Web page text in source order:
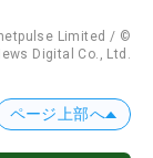
Limited / ©
Digital Co., Ltd.
ページ上部へ